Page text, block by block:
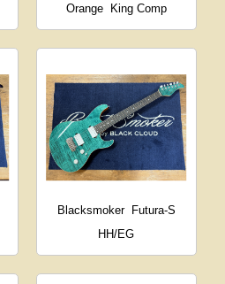
Orange King Comp
Blacksmoker
Futura-S
HH/EG